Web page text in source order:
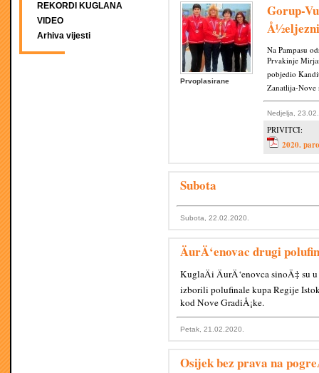
REKORDI KUGLANA
VIDEO
Arhiva vijesti
Prvoplasirane
Gorup-
Na Pampasu
Prvakinje
pobjedio
Zanatlija-Nove
Nedjelja,
PRIVITCI:
2020.
Subota
Subota, 22.02.2020.
ÄurÄ‘enovac drugi
KuglaÄi ÄurÄ‘enovca sinoÄ‡
izborili polufinale kupa Regije
kod Nove GradiÅ¡ke.
Petak, 21.02.2020.
Osijek bez prava na